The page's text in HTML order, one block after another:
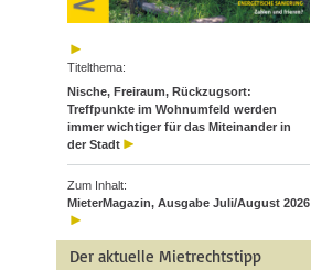
Titelthema:
Nische, Freiraum, Rückzugsort:
Treffpunkte im Wohnumfeld werden
immer wichtiger für das Miteinander in
der Stadt
Zum Inhalt:
MieterMagazin, Ausgabe Juli/August 2026
Der aktuelle Mietrechtstipp